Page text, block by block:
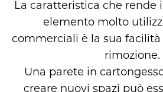
La caratteristica che rende
elemento molto
commerciali è la sua
rimozione.
Una parete in
creare nuovi spazi può